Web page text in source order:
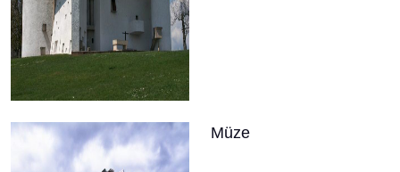
Müze